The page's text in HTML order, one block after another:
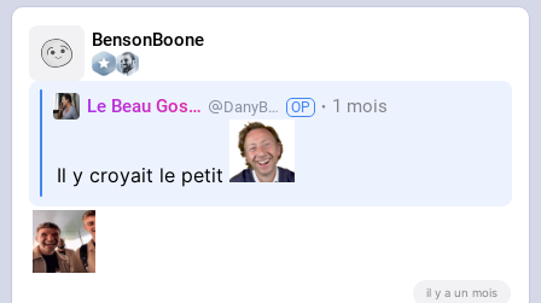
BensonBoone
Le Beau Gosse DanyBrillant 1 mois
Il y croyait le petit
il y a un mois